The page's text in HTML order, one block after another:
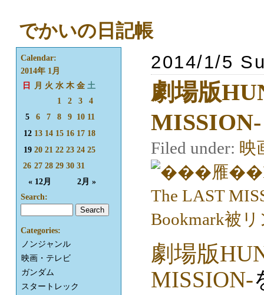
でかいの日記帳
2014/1/5
劇場版
MISSION-
Filed under: 映
劇場版
MISSION-
Calendar:
2014年 1月
日
月 火 水 木 金 土
« 12月 2月 »
1 2 3
4
5
6 7 8 9 10 11
12 13 14 15 16 17 18
19 20 21 22 23 24 25
26 27 28 29 30 31
Search:
Categories:
ノンジャンル
映画・テレビ
ガンダム
スタートレック